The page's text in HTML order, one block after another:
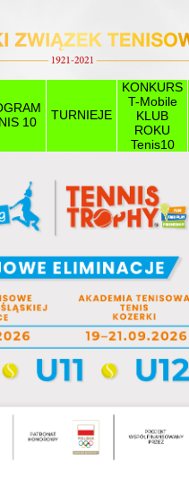
10
TURNIEJE
KONKURS
T-Mobile
KLUB
ROKU
Tenis10